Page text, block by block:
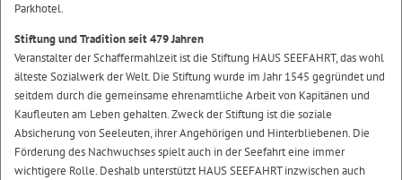
Parkhotel.
Stiftung und Tradition seit 479 Jahren
Veranstalter der Schaffermahlzeit ist die Stiftung HAUS SEEFAHRT, das wohl
älteste Sozialwerk der Welt. Die Stiftung wurde im Jahr 1545 gegründet und
seitdem durch die gemeinsame ehrenamtliche Arbeit von Kapitänen und
Kaufleuten am Leben gehalten. Zweck der Stiftung ist die soziale
Absicherung von Seeleuten, ihrer Angehörigen und Hinterbliebenen. Die
Förderung des Nachwuchses spielt auch in der Seefahrt eine immer
wichtigere Rolle. Deshalb unterstützt HAUS SEEFAHRT inzwischen auch